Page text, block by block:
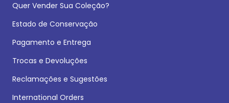
Quer Vender Sua Coleção?
Estado de Conservação
Pagamento e Entrega
Trocas e Devoluções
Reclamações e Sugestões
International Orders